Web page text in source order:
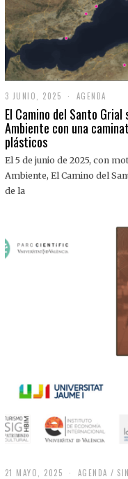
3 JUNIO, 2025
J
U
N
,
0
AGENDA
El Camino del Santo
Ambiente con una
plásticos
El 5 de junio de 2025, con
Ambiente, El Camino del
de la
21 MAYO, 2025 AGENDA /